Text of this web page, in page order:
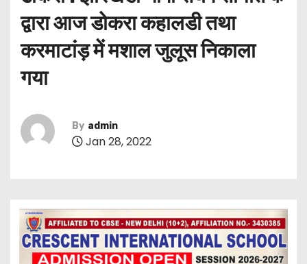
द्वारा आज डोकरा कहालडी तथा
करमाटांड़ में मशाल जुलूस निकाला
गया
By admin
Jan 28, 2022